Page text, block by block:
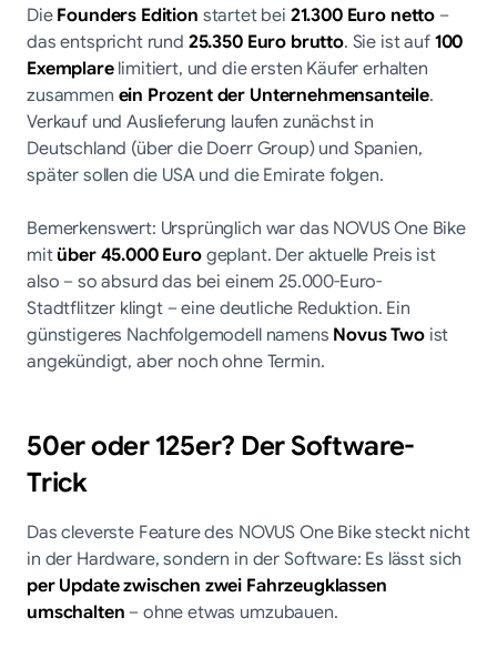
DieFounders Editionstartet bei21.300 Euro netto–
das entspricht rund25.350 Euro brutto. Sie ist auf100
Exemplarelimitiert, und die ersten Käufer erhalten
zusammenein Prozent der Unternehmensanteile.
Verkauf und Auslieferung laufen zunächst in
Deutschland (über die Doerr Group) und Spanien,
später sollen die USA und die Emirate folgen.
Bemerkenswert: Ursprünglich war das NOVUS One Bike
mitüber 45.000 Eurogeplant. Der aktuelle Preis ist
also – so absurd das bei einem 25.000-Euro-
Stadtflitzer klingt – eine deutliche Reduktion. Ein
günstigeres Nachfolgemodell namensNovus Twoist
angekündigt, aber noch ohne Termin.
50er oder 125er? Der Software-
Trick
Das cleverste Feature des NOVUS One Bike steckt nicht
in der Hardware, sondern in der Software: Es lässt sich
per Update zwischen zwei Fahrzeugklassen
umschalten– ohne etwas umzubauen.